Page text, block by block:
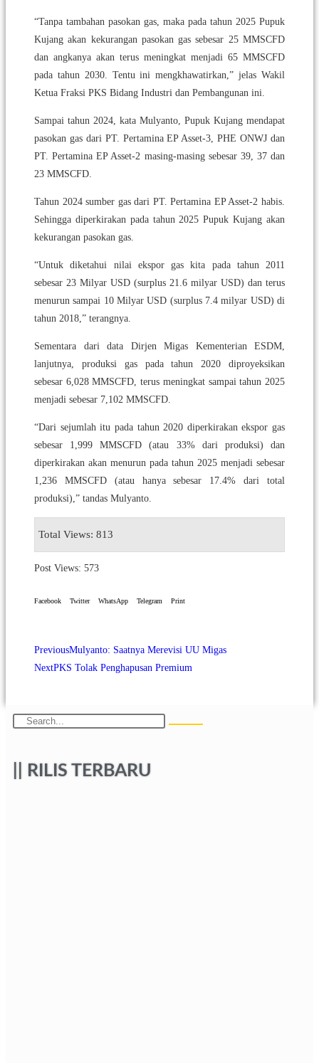
“Tanpa tambahan pasokan gas, maka pada tahun 2025 Pupuk
Kujang akan kekurangan pasokan gas sebesar 25 MMSCFD
dan angkanya akan terus meningkat menjadi 65 MMSCFD
pada tahun 2030. Tentu ini mengkhawatirkan,” jelas Wakil
Ketua Fraksi PKS Bidang Industri dan Pembangunan ini.
Sampai tahun 2024, kata Mulyanto, Pupuk Kujang mendapat
pasokan gas dari PT. Pertamina EP Asset-3, PHE ONWJ dan
PT. Pertamina EP Asset-2 masing-masing sebesar 39, 37 dan
23 MMSCFD.
Tahun 2024 sumber gas dari PT. Pertamina EP Asset-2 habis.
Sehingga diperkirakan pada tahun 2025 Pupuk Kujang akan
kekurangan pasokan gas.
“Untuk diketahui nilai ekspor gas kita pada tahun 2011
sebesar 23 Milyar USD (surplus 21.6 milyar USD) dan terus
menurun sampai 10 Milyar USD (surplus 7.4 milyar USD) di
tahun 2018,” terangnya.
Sementara dari data Dirjen Migas Kementerian ESDM,
lanjutnya, produksi gas pada tahun 2020 diproyeksikan
sebesar 6,028 MMSCFD, terus meningkat sampai tahun 2025
menjadi sebesar 7,102 MMSCFD.
“Dari sejumlah itu pada tahun 2020 diperkirakan ekspor gas
sebesar 1,999 MMSCFD (atau 33% dari produksi) dan
diperkirakan akan menurun pada tahun 2025 menjadi sebesar
1,236 MMSCFD (atau hanya sebesar 17.4% dari total
produksi),” tandas Mulyanto.
Total Views: 813
Post Views: 573
Facebook Twitter WhatsApp Telegram Print
PreviousMulyanto: Saatnya Merevisi UU Migas
NextPKS Tolak Penghapusan Premium
|| RILIS TERBARU